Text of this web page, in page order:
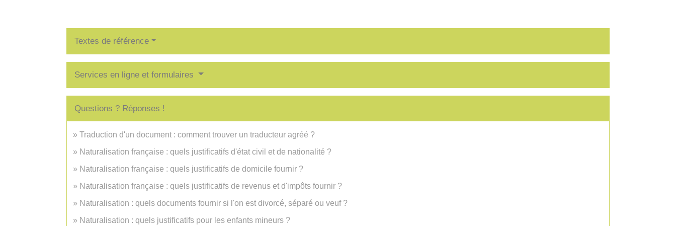
Textes de référence
Services en ligne et formulaires
Questions ? Réponses !
Traduction d'un document : comment trouver un traducteur agréé ?
Naturalisation française : quels justificatifs d'état civil et de nationalité ?
Naturalisation française : quels justificatifs de domicile fournir ?
Naturalisation française : quels justificatifs de revenus et d'impôts fournir ?
Naturalisation : quels documents fournir si l'on est divorcé, séparé ou veuf ?
Naturalisation : quels justificatifs pour les enfants mineurs ?